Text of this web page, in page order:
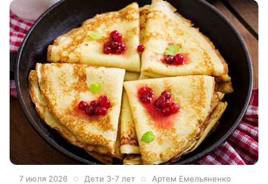
7 июля 2026 Дети 3-7 лет Артем Емельяненко